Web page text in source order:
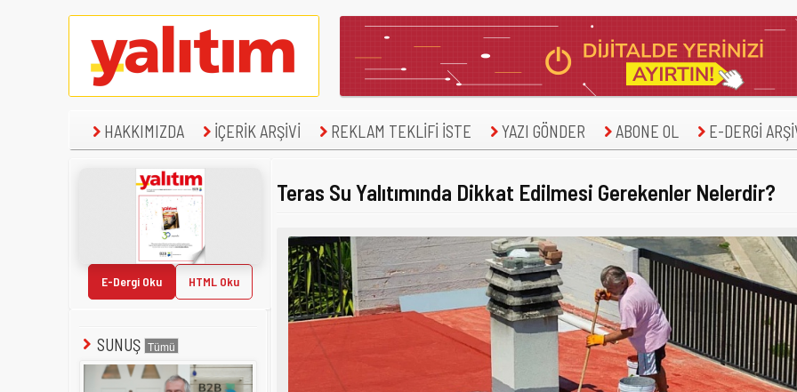
HAKKIMIZDA İÇERİK ARŞİVİ REKLAM TEKLİFİ İSTE YAZI GÖNDER ABONE OL E-DERGİ
E-Dergi Oku HTML Oku
SUNUŞ
Teras Su Yalıtımında Dikkat Edilmesi Gerekenler Nelerdir?